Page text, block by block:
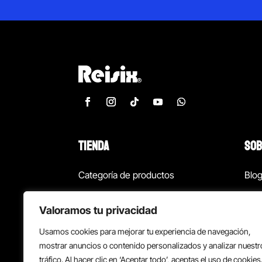
Valoramos tu privacidad
Usamos cookies para mejorar tu experiencia de navegación,
mostrar anuncios o contenido personalizados y analizar
tráfico. Al hacer clic en ‘Aceptar todo’, aceptas el uso de cookies.
TIENDA
Categoría de productos
¡Las mejores ofertas!
Back to school
Blog